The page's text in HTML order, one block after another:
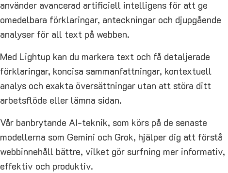
använder avancerad artificiell intelligens för att ge
omedelbara förklaringar, anteckningar och djupgående
analyser för all text på webben.
Med Lightup kan du markera text och få detaljerade
förklaringar, koncisa sammanfattningar, kontextuell
analys och exakta översättningar utan att störa ditt
arbetsflöde eller lämna sidan.
Vår banbrytande AI-teknik, som körs på de senaste
modellerna som Gemini och Grok, hjälper dig att förstå
webbinnehåll bättre, vilket gör surfning mer informativ,
effektiv och produktiv.